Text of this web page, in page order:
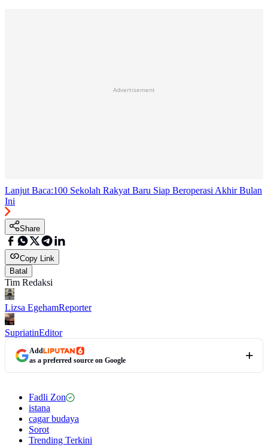
Advertisement
Lanjut Baca:100 Sekolah Rakyat Baru Siap Beroperasi Akhir Bulan
Ini
Share
Copy Link
Batal
Tim Redaksi
Lizsa EgehamReporter
SupriatinEditor
Add
as a preferred source on Google
Fadli Zon
istana
cagar budaya
Sorot
Trending Terkini